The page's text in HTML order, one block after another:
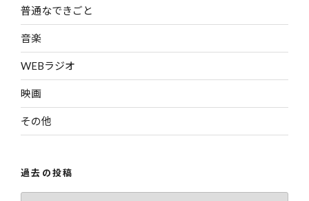
普通なできごと
音楽
WEBラジオ
映画
その他
過去の投稿